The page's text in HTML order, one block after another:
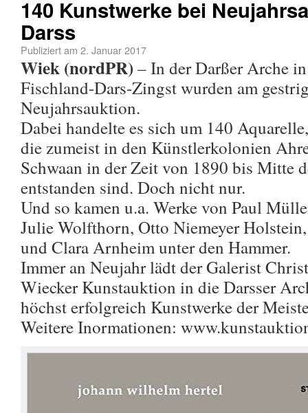
140 Kunstwerke bei
Darss
Publiziert am 2. Januar 2017
Wiek (nordPR)– In der Darßer Arche
Fischland-Dars-Zingst wurden am
Neujahrsauktion.
Dabei handelte es sich um 140
die zumeist in den Künstlerkolonien
Schwaan in der Zeit von 1890 bis Mitte
entstanden sind. Doch nicht nur.
Und so kamen u.a. Werke von Paul
Julie Wolfthorn, Otto Niemeyer
und Clara Arnheim unter den Hammer.
Immer an Neujahr lädt der Galerist
Wiecker Kunstauktion in die Darsser
höchst erfolgreich Kunstwerke der
Weitere Inormationen: